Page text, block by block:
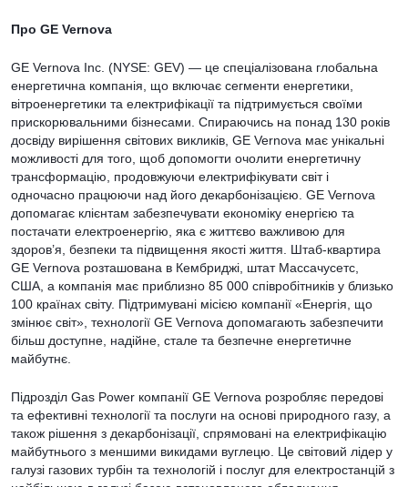
Про GE Vernova
GE Vernova Inc. (NYSE: GEV) — це спеціалізована глобальна
енергетична компанія, що включає сегменти енергетики,
вітроенергетики та електрифікації та підтримується своїми
прискорювальними бізнесами. Спираючись на понад 130 років
досвіду вирішення світових викликів, GE Vernova має унікальні
можливості для того, щоб допомогти очолити енергетичну
трансформацію, продовжуючи електрифікувати світ і
одночасно працюючи над його декарбонізацією. GE Vernova
допомагає клієнтам забезпечувати економіку енергією та
постачати електроенергію, яка є життєво важливою для
здоров’я, безпеки та підвищення якості життя. Штаб-квартира
GE Vernova розташована в Кембриджі, штат Массачусетс,
США, а компанія має приблизно 85 000 співробітників у близько
100 країнах світу. Підтримувані місією компанії «Енергія, що
змінює світ», технології GE Vernova допомагають забезпечити
більш доступне, надійне, стале та безпечне енергетичне
майбутнє.
Підрозділ Gas Power компанії GE Vernova розробляє передові
та ефективні технології та послуги на основі природного газу, а
також рішення з декарбонізації, спрямовані на електрифікацію
майбутнього з меншими викидами вуглецю. Це світовий лідер у
галузі газових турбін та технологій і послуг для електростанцій з